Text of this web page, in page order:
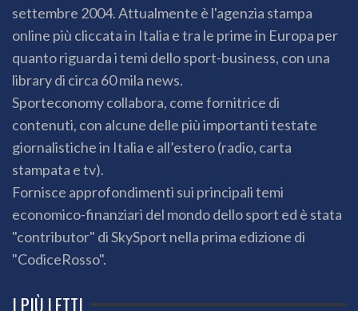
settembre 2004. Attualmente è l'agenzia stampa
online più cliccata in Italia e tra le prime in Europa per
quanto riguarda i temi dello sport-business, con una
library di circa 60 mila news.
Sporteconomy collabora, come fornitrice di
contenuti, con alcune delle più importanti testate
giornalistiche in Italia e all’estero (radio, carta
stampata e tv).
Fornisce approfondimenti sui principali temi
economico-finanziari del mondo dello sport ed è stata
"contributor" di SkySport nella prima edizione di
"CodiceRosso".
I PIÙ LETTI